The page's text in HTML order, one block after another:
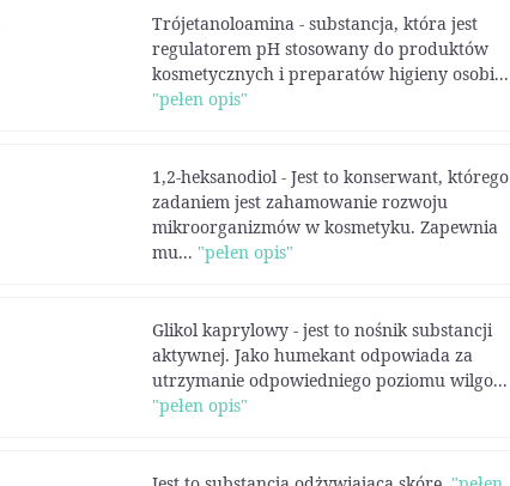
Trójetanoloamina - substancja, która jest
regulatorem pH stosowany do produktów
kosmetycznych i preparatów higieny osobi...
"pełen opis"
1,2-heksanodiol - Jest to konserwant, którego
zadaniem jest zahamowanie rozwoju
mikroorganizmów w kosmetyku. Zapewnia
mu... "pełen opis"
Glikol kaprylowy - jest to nośnik substancji
aktywnej. Jako humekant odpowiada za
utrzymanie odpowiedniego poziomu wilgo...
"pełen opis"